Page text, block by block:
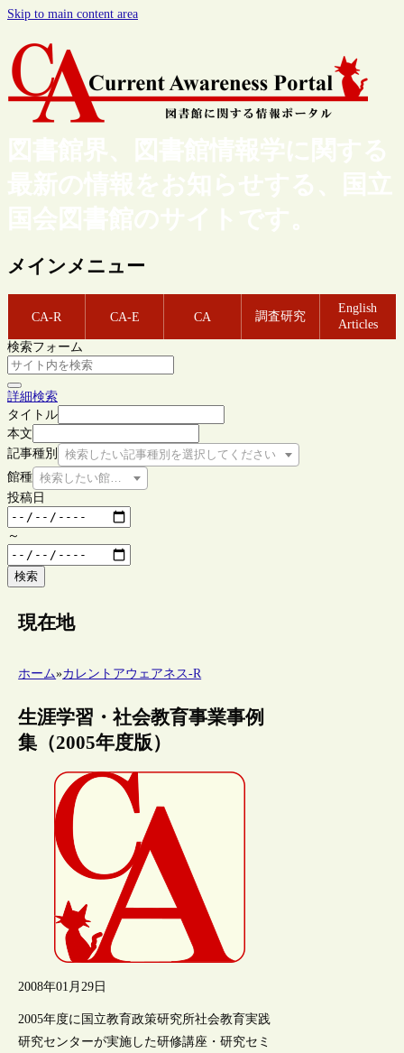
Skip to main content area
図書館界、図書館情報学に関する
最新の情報をお知らせする、国立
国会図書館のサイトです。
メインメニュー
CA-R CA-E CA 調査研究
English
Articles
検索フォーム
詳細検索
タイトル
本文
記事種別
検索したい記事種別を選択してください
館種 検索したい館種を選択してください
投稿日
～
検索
現在地
ホーム»カレントアウェアネス-R
生涯学習・社会教育事業事例
集（2005年度版）
2008年01月29日
2005年度に国立教育政策研究所社会教育実践
研究センターが実施した研修講座・研究セミ